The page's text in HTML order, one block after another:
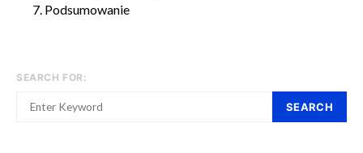
Podsumowanie
SEARCH FOR:
SEARCH